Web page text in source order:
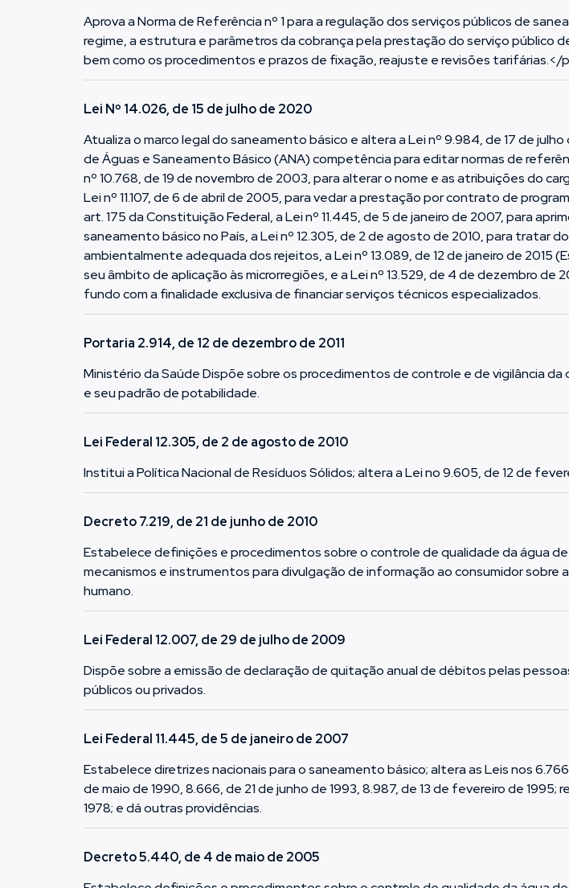
Aprova a Norma de Referência nº 1 para a regulação dos serviços públicos de
regime, a estrutura e parâmetros da cobrança pela prestação do serviço público
bem como os procedimentos e prazos de fixação, reajuste e revisões tarifárias.</
Lei Nº 14.026, de 15 de julho de 2020
Atualiza o marco legal do saneamento básico e altera a Lei nº 9.984, de 17 de
de Águas e Saneamento Básico (ANA) competência para editar normas de
nº 10.768, de 19 de novembro de 2003, para alterar o nome e as atribuições do
Lei nº 11.107, de 6 de abril de 2005, para vedar a prestação por contrato de
art. 175 da Constituição Federal, a Lei nº 11.445, de 5 de janeiro de 2007, para
saneamento básico no País, a Lei nº 12.305, de 2 de agosto de 2010, para tratar
ambientalmente adequada dos rejeitos, a Lei nº 13.089, de 12 de janeiro de
seu âmbito de aplicação às microrregiões, e a Lei nº 13.529, de 4 de dezembro de
fundo com a finalidade exclusiva de financiar serviços técnicos especializados.
Portaria 2.914, de 12 de dezembro de 2011
Ministério da Saúde Dispõe sobre os procedimentos de controle e de vigilância da
e seu padrão de potabilidade.
Lei Federal 12.305, de 2 de agosto de 2010
Institui a Política Nacional de Resíduos Sólidos; altera a Lei no 9.605, de 12 de
Decreto 7.219, de 21 de junho de 2010
Estabelece definições e procedimentos sobre o controle de qualidade da água
mecanismos e instrumentos para divulgação de informação ao consumidor sobre
humano.
Lei Federal 12.007, de 29 de julho de 2009
Dispõe sobre a emissão de declaração de quitação anual de débitos pelas
públicos ou privados.
Lei Federal 11.445, de 5 de janeiro de 2007
Estabelece diretrizes nacionais para o saneamento básico; altera as Leis nos
de maio de 1990, 8.666, de 21 de junho de 1993, 8.987, de 13 de fevereiro de 1995;
1978; e dá outras providências.
Decreto 5.440, de 4 de maio de 2005